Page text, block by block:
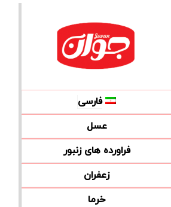
فارسی
عسل
فراورده های زنبور
زعفران
خرما